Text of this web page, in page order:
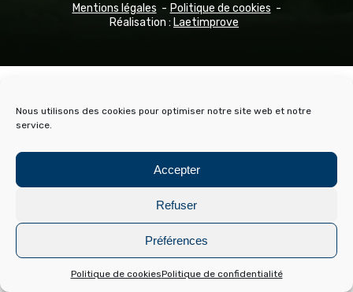
Nous utilisons des cookies pour optimiser notre site web et notre
service.
Accepter
Refuser
Préférences
Politique de cookiesPolitique de confidentialité
Mentions légales
Politique de cookies
Réalisation : Laetimprove